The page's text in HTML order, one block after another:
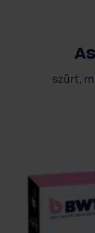
szűrt,